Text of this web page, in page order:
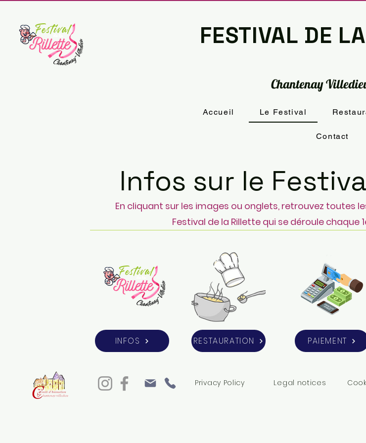
FESTIVAL DE
Chantenay
Accueil Le Festival
Contact
Infos sur le
En cliquant sur les images ou onglets, retrouvez toutes
Festival de la Rillette qui se déroule chaque
INFOS RESTAURATION PAIEMENT
Privacy Policy Legal notices